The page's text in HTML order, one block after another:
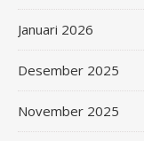
Januari 2026
Desember 2025
November 2025